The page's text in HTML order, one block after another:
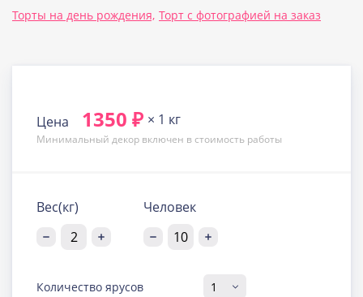
Торты на день рождения, Торт с фотографией на заказ
Цена 1350 ₽ × 1 кг
Минимальный декор включен в стоимость работы
Вес(кг) Человек
Количество ярусов